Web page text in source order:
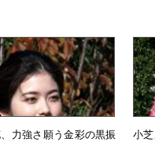
力強さ願う金彩の黒振
小